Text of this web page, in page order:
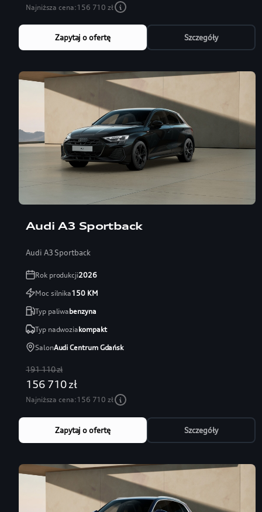
Najniższa cena:156 710 zł
Zapytaj o ofertę Szczegóły
Audi A3 Sportback
Audi A3 Sportback
Rok produkcji2026
Moc silnika150KM
Typ paliwabenzyna
Typ nadwoziakompakt
SalonAudi Centrum Gdańsk
191 110 zł
156 710 zł
Najniższa cena:156 710 zł
Zapytaj o ofertę Szczegóły